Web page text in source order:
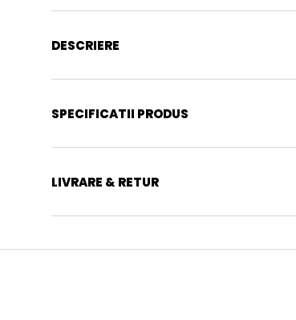
DESCRIERE
SPECIFICATII PRODUS
LIVRARE & RETUR